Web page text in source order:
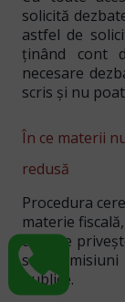
solicită
astfel de
ținând cont
necesare
scris și nu
În ce materii
redusă
Procedura
materie
ceea ce
sau
publice.